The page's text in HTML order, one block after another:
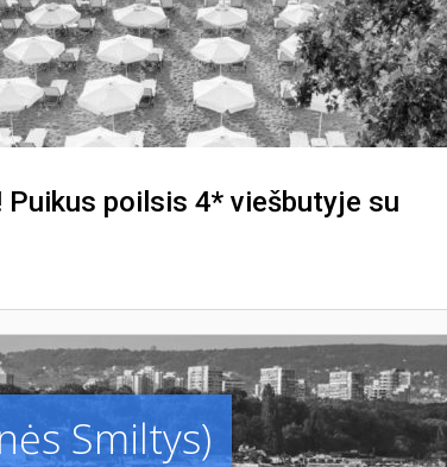
poilsis 4* viešbutyje su
Smiltys)